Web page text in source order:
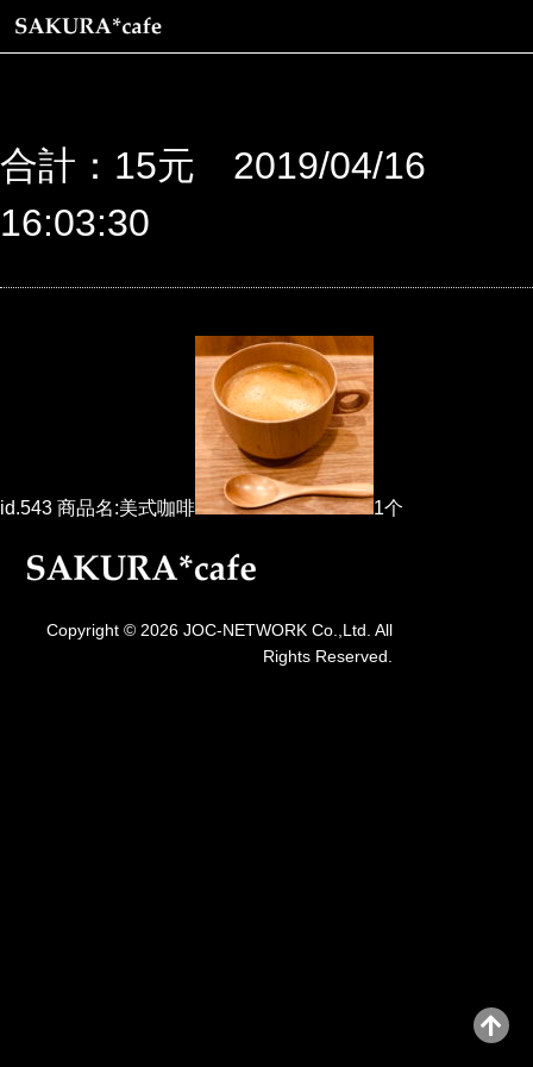
合計：15元 2019/04/16
16:03:30
id.543 商品名:美式咖啡 1个
Copyright © 2026 JOC-NETWORK Co.,Ltd. All
Rights Reserved.